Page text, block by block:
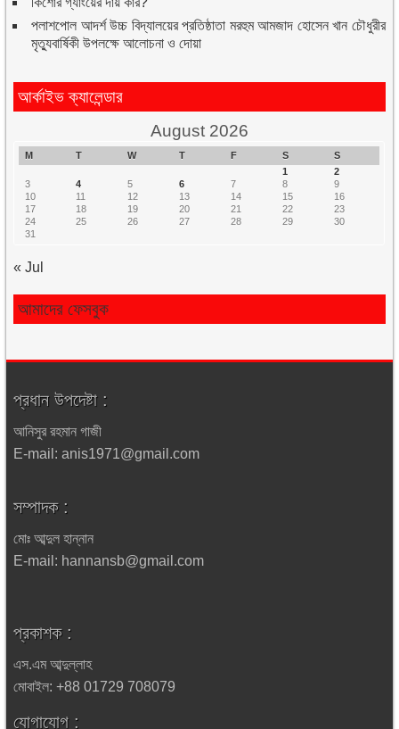
পলাশপোল আদর্শ উচ্চ বিদ্যালয়ের প্রতিষ্ঠাতা মরহুম আমজাদ হোসেন খান চৌধুরীর
মৃত্যুবার্ষিকী উপলক্ষে আলোচনা ও দোয়া
আর্কাইভ ক্যালেন্ডার
August 2026
M T W T F S
S
1
2
3
4 5 6 7 8
9
10
11 12 13 14 15
16
17
18 19 20 21 22
23
24
25 26 27 28 29
30
31
« Jul
আমাদের ফেসবুক
প্রধান উপদেষ্টা :
আনিসুর রহমান গাজী
E-mail: anis1971@gmail.com
সম্পাদক :
মোঃ আব্দুল হান্নান
E-mail: hannansb@gmail.com
প্রকাশক :
এস.এম আব্দুল্লাহ
মোবাইল: +88 01729 708079
যোগাযোগ :